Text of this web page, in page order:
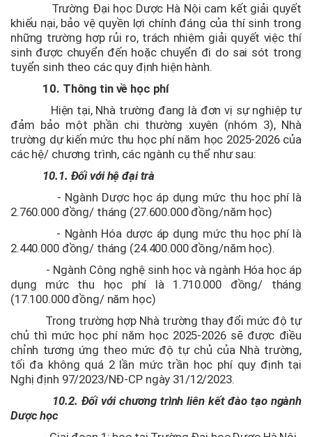
Trường Đại học Dược Hà Nội cam kết giải quyết
khiếu nại, bảo vệ quyền lợi chính đáng của thí sinh trong
những trường hợp rủi ro, trách nhiệm giải quyết việc thí
sinh được chuyển đến hoặc chuyển đi do sai sót trong
tuyển sinh theo các quy định hiện hành.
10. Thông tin về học phí
Hiện tại, Nhà trường đang là đơn vị sự nghiệp tự
đảm bảo một phần chi thường xuyên (nhóm 3), Nhà
trường dự kiến mức thu học phí năm học 2025-2026 của
các hệ/ chương trình, các ngành cụ thể như sau:
10.1. Đối với hệ đại trà
- Ngành Dược học áp dụng mức thu học phí là
2.760.000 đồng/ tháng (27.600.000 đồng/năm học)
- Ngành Hóa dược áp dụng mức thu học phí là
2.440.000 đồng/ tháng (24.400.000 đồng/năm học).
- Ngành Công nghệ sinh học và ngành Hóa học áp
dụng mức thu học phí là 1.710.000 đồng/ tháng
(17.100.000 đồng/ năm học)
Trong trường hợp Nhà trường thay đổi mức độ tự
chủ thì mức học phí năm học 2025-2026 sẽ được điều
chỉnh tương ứng theo mức độ tự chủ của Nhà trường,
tối đa không quá 2 lần mức trần học phí quy định tại
Nghị định 97/2023/NĐ-CP ngày 31/12/2023.
10.2. Đối với chương trình liên kết đào tạo ngành
Dược học